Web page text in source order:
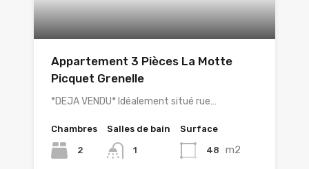
Appartement 3 Pièces La Motte
Picquet Grenelle
*DEJA VENDU* Idéalement situé rue…
Chambres
2
Salles de bain
1
Surface
48 m2